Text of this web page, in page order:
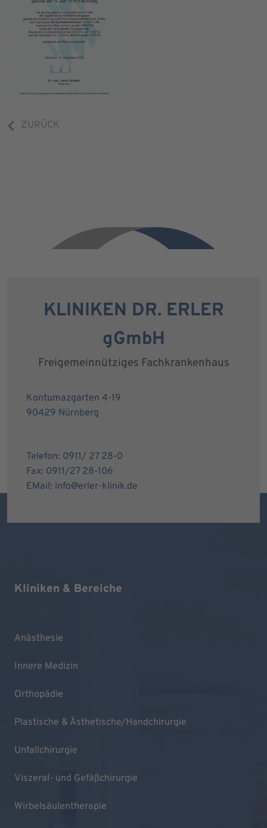
ZURÜCK
KLINIKEN DR. ERLER
gGmbH
Freigemeinnütziges Fachkrankenhaus
Kontumazgarten 4-19
90429 Nürnberg
Telefon: 0911/ 27 28-0
Fax: 0911/27 28-106
EMail: info@erler-klinik.de
Kliniken & Bereiche
Anästhesie
Innere Medizin
Orthopädie
Plastische & Ästhetische/Handchirurgie
Unfallchirurgie
Viszeral- und Gefäßchirurgie
Wirbelsäulentherapie